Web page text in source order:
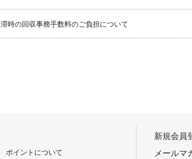
時の回収事務手数料のご負担について
ポイントについて
新規会員
メールマ